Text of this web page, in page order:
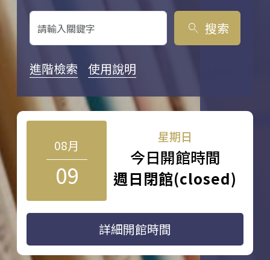
search 搜索
進階檢索 使用說明
08月
09
星期日
今日開館時間
週日閉館(closed)
詳細開館時間